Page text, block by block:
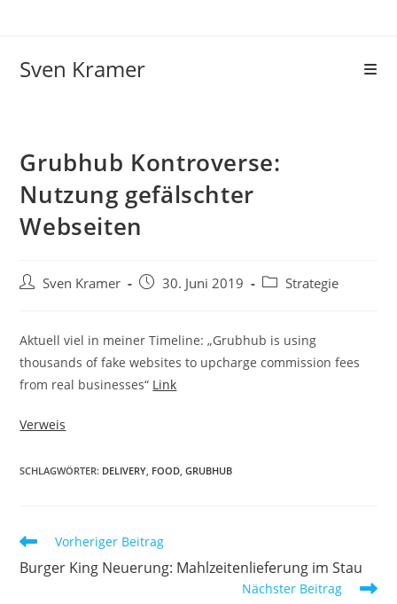
Sven Kramer
Grubhub Kontroverse:
Nutzung gefälschter
Webseiten
Sven Kramer 30. Juni 2019 Strategie
Aktuell viel in meiner Timeline: „Grubhub is using
thousands of fake websites to upcharge commission fees
from real businesses“ Link
Verweis
SCHLAGWÖRTER: DELIVERY, FOOD, GRUBHUB
Vorheriger Beitrag
Burger King Neuerung: Mahlzeitenlieferung im Stau
Nächster Beitrag